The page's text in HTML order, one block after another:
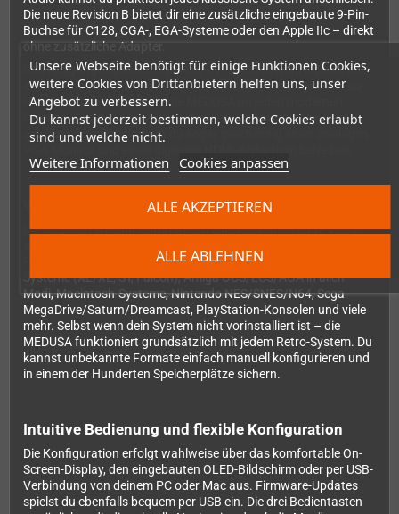
Unsere Webseite benötigt für einige Funktionen Cookies,
weitere Cookies von Drittanbietern helfen uns, unser
Angebot zu verbessern.
Du kannst jederzeit bestimmen, welche Cookies erlaubt
sind und welche nicht.
Weitere Informationen Cookies anpassen
ALLE ABLEHNEN
ALLE AKZEPTIEREN
Die neue Revision B bietet dir eine zusätzliche eingebaute 9-Pin-
Buchse für C128, CGA-, EGA-Systeme oder den Apple IIc – direkt
ohne zusätzliche Adapter.
Das Ausgangssignal erfolgt über DVI-I, das sowohl digitale als
auch analoge Signale unterstützt. Mit einem einfachen DVI-zu-
HDMI-Adapter schließt du die MEDUSA an jeden modernen
Fernseher oder Monitor an. Besonders praktisch: Mit einem
geeigneten Splitter kannst du sogar gleichzeitig einen analogen
Vorkonfiguriert für deine Lieblingssysteme
Die MEDUSA erkennt automatisch eine beeindruckende Vielfalt
Familie, Amstrad CPC, Commodore 64, verschiedene Atari-
Systeme (XL/XE, ST, Falcon), Amiga OCS/ECS/AGA in allen
Modi, Macintosh-Systeme, Nintendo NES/SNES/N64, Sega
MegaDrive/Saturn/Dreamcast, PlayStation-Konsolen und viele
mehr. Selbst wenn dein System nicht vorinstalliert ist – die
MEDUSA funktioniert grundsätzlich mit jedem Retro-System. Du
kannst unbekannte Formate einfach manuell konfigurieren und
in einem der Hunderten Speicherplätze sichern.
Intuitive Bedienung und flexible Konfiguration
Die Konfiguration erfolgt wahlweise über das komfortable On-
Screen-Display, den eingebauten OLED-Bildschirm oder per USB-
Verbindung von deinem PC oder Mac aus. Firmware-Updates
spielst du ebenfalls bequem per USB ein. Die drei Bedientasten